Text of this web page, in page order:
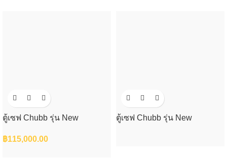
ตู้เซฟ Chubb รุ่น New
฿115,000.00
ตู้เซฟ Chubb รุ่น New